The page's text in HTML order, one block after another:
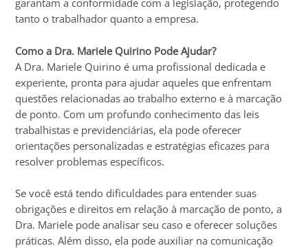
garantam a conformidade com a legislação, protegendo
tanto o trabalhador quanto a empresa.
Como a Dra. Mariele Quirino Pode Ajudar?
A Dra. Mariele Quirino é uma profissional dedicada e
experiente, pronta para ajudar aqueles que enfrentam
questões relacionadas ao trabalho externo e à marcação
de ponto. Com um profundo conhecimento das leis
trabalhistas e previdenciárias, ela pode oferecer
orientações personalizadas e estratégias eficazes para
resolver problemas específicos.
Se você está tendo dificuldades para entender suas
obrigações e direitos em relação à marcação de ponto, a
Dra. Mariele pode analisar seu caso e oferecer soluções
práticas. Além disso, ela pode auxiliar na comunicação